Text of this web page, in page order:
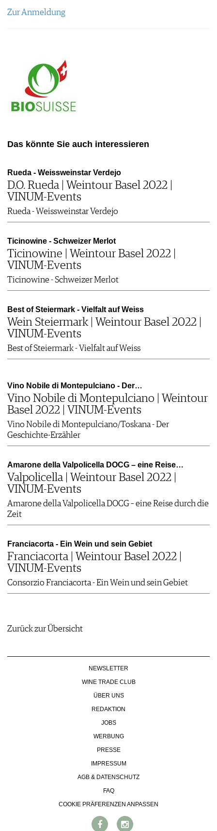
Zur Anmeldung
Das könnte Sie auch interessieren
Rueda - Weissweinstar Verdejo
D.O. Rueda | Weintour Basel 2022 |
VINUM-Events
Rueda - Weissweinstar Verdejo
Ticinowine - Schweizer Merlot
Ticinowine | Weintour Basel 2022 |
VINUM-Events
Ticinowine - Schweizer Merlot
Best of Steiermark - Vielfalt auf Weiss
Wein Steiermark | Weintour Basel 2022 |
VINUM-Events
Best of Steiermark - Vielfalt auf Weiss
Vino Nobile di Montepulciano - Der…
Vino Nobile di Montepulciano | Weintour
Basel 2022 | VINUM-Events
Vino Nobile di Montepulciano/Toskana - Der
Geschichte-Erzähler
Amarone della Valpolicella DOCG – eine Reise…
Valpolicella | Weintour Basel 2022 |
VINUM-Events
Amarone della Valpolicella DOCG – eine Reise durch die
Zeit
Franciacorta - Ein Wein und sein Gebiet
Franciacorta | Weintour Basel 2022 |
VINUM-Events
Consorzio Franciacorta - Ein Wein und sein Gebiet
Zurück zur Übersicht
NEWSLETTER
WINE TRADE CLUB
ÜBER UNS
REDAKTION
JOBS
WERBUNG
PRESSE
IMPRESSUM
AGB & DATENSCHUTZ
FAQ
COOKIE PRÄFERENZEN ANPASSEN